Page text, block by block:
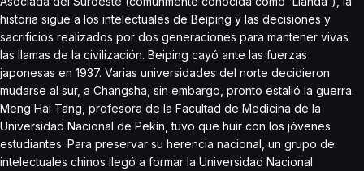
historia sigue a los intelectuales de Beiping y las decisiones y
sacrificios realizados por dos generaciones para mantener vivas
las llamas de la civilización. Beiping cayó ante las fuerzas
japonesas en 1937. Varias universidades del norte decidieron
mudarse al sur, a Changsha, sin embargo, pronto estalló la guerra.
Meng Hai Tang, profesora de la Facultad de Medicina de la
Universidad Nacional de Pekín, tuvo que huir con los jóvenes
estudiantes. Para preservar su herencia nacional, un grupo de
intelectuales chinos llegó a formar la Universidad Nacional